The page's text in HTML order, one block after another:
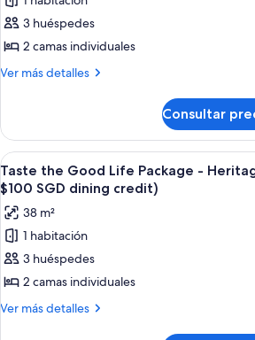
de
Heritage
Room
3 huéspedes
2 camas individuales
Ver más detalles
Más
Room
Twin
Consultar
Abrir
todas
las
fotos
de
Taste
the
Good
9
Taste the Good Life Package -
$100 SGD dining credit)
38 m²
1 habitación
3 huéspedes
2 camas individuales
Ver más detalles
Más